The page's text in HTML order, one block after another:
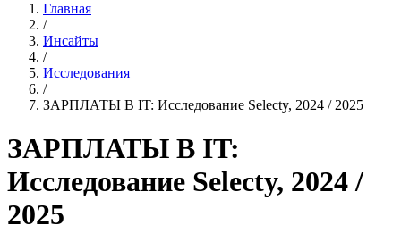
Главная
/
Инсайты
/
Исследования
/
ЗАРПЛАТЫ В IT: Исследование Selecty, 2024 / 2025
ЗАРПЛАТЫ В IT:
Исследование Selecty, 2024 /
2025